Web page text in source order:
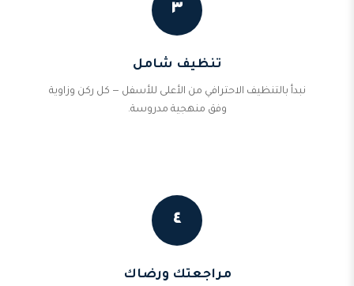
٣
تنظيف شامل
نبدأ بالتنظيف الاحترافي من الأعلى للأسفل — كل ركن وزاوية
وفق منهجية مدروسة.
٤
مراجعتك ورضاك